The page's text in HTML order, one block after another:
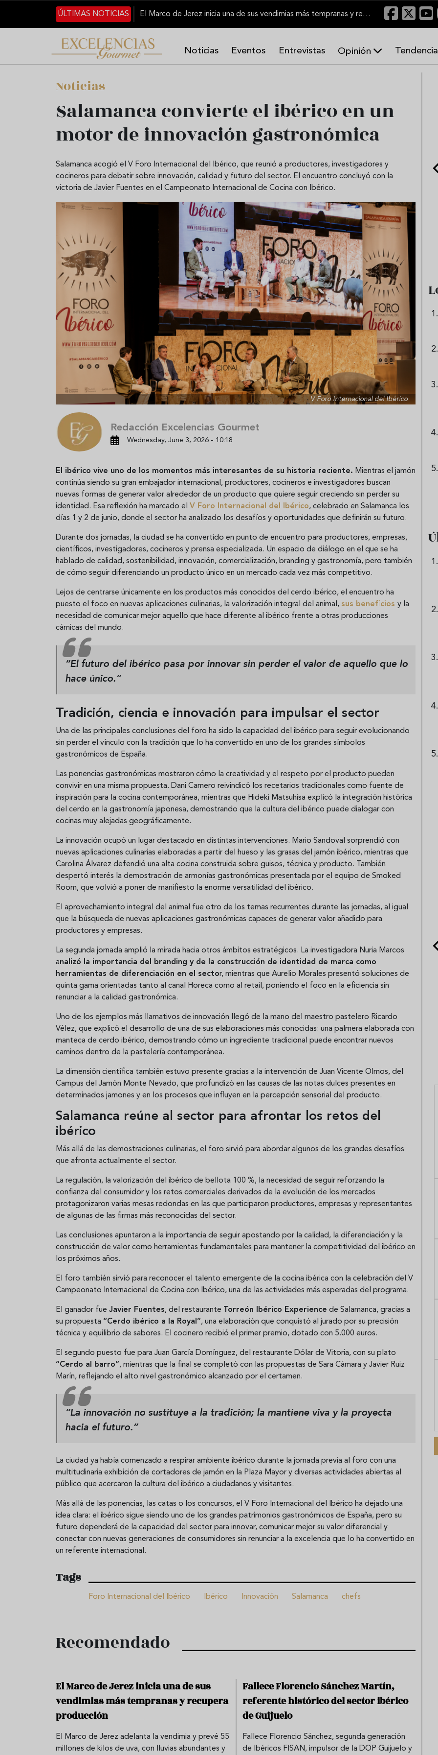
Skip to main content
ÚLTIMAS NOTICIAS
El Marco de Jerez inicia una de sus vendimias más tempranas y recupera producción
Noticias Eventos Entrevistas Opinión
n
í
Noticias
Salamanca convierte el ibérico en un
motor de innovación gastronómica
Salamanca acogió el V Foro Internacional del Ibérico, que reunió a productores, investigadores y
cocineros para debatir sobre innovación, calidad y futuro del sector. El encuentro concluyó con la
victoria de Javier Fuentes en el Campeonato Internacional de Cocina con Ibérico.
V Foro Internacional del Ibérico
Redacción Excelencias Gourmet
Wednesday, June 3, 2026 - 10:18
El ibérico vive uno de los momentos más interesantes de su historia reciente. Mientras el jamón
continúa siendo su gran embajador internacional, productores, cocineros e investigadores buscan
nuevas formas de generar valor alrededor de un producto que quiere seguir creciendo sin perder su
identidad. Esa reflexión ha marcado el V Foro Internacional del Ibérico, celebrado en Salamanca los
días 1 y 2 de junio, donde el sector ha analizado los desafíos y oportunidades que definirán su futuro.
Durante dos jornadas, la ciudad se ha convertido en punto de encuentro para productores, empresas,
científicos, investigadores, cocineros y prensa especializada. Un espacio de diálogo en el que se ha
hablado de calidad, sostenibilidad, innovación, comercialización, branding y gastronomía, pero también
de cómo seguir diferenciando un producto único en un mercado cada vez más competitivo.
Lejos de centrarse únicamente en los productos más conocidos del cerdo ibérico, el encuentro ha
puesto el foco en nuevas aplicaciones culinarias, la valorización integral del animal, sus beneficios y la
necesidad de comunicar mejor aquello que hace diferente al ibérico frente a otras producciones
cárnicas del mundo.
“El futuro del ibérico pasa por innovar sin perder el valor de aquello que lo
hace único.”
Tradición, ciencia e innovación para impulsar el sector
Una de las principales conclusiones del foro ha sido la capacidad del ibérico para seguir evolucionando
sin perder el vínculo con la tradición que lo ha convertido en uno de los grandes símbolos
gastronómicos de España.
Las ponencias gastronómicas mostraron cómo la creatividad y el respeto por el producto pueden
convivir en una misma propuesta. Dani Carnero reivindicó los recetarios tradicionales como fuente de
inspiración para la cocina contemporánea, mientras que Hideki Matsuhisa explicó la integración histórica
del cerdo en la gastronomía japonesa, demostrando que la cultura del ibérico puede dialogar con
cocinas muy alejadas geográficamente.
La innovación ocupó un lugar destacado en distintas intervenciones. Mario Sandoval sorprendió con
nuevas aplicaciones culinarias elaboradas a partir del hueso y las grasas del jamón ibérico, mientras que
Carolina Álvarez defendió una alta cocina construida sobre guisos, técnica y producto. También
despertó interés la demostración de armonías gastronómicas presentada por el equipo de Smoked
Room, que volvió a poner de manifiesto la enorme versatilidad del ibérico.
El aprovechamiento integral del animal fue otro de los temas recurrentes durante las jornadas, al igual
que la búsqueda de nuevas aplicaciones gastronómicas capaces de generar valor añadido para
productores y empresas.
La segunda jornada amplió la mirada hacia otros ámbitos estratégicos. La investigadora Nuria Marcos
analizó la importancia del branding y de la construcción de identidad de marca como
herramientas de diferenciación en el sector, mientras que Aurelio Morales presentó soluciones de
quinta gama orientadas tanto al canal Horeca como al retail, poniendo el foco en la eficiencia sin
renunciar a la calidad gastronómica.
Uno de los ejemplos más llamativos de innovación llegó de la mano del maestro pastelero Ricardo
Vélez, que explicó el desarrollo de una de sus elaboraciones más conocidas: una palmera elaborada con
manteca de cerdo ibérico, demostrando cómo un ingrediente tradicional puede encontrar nuevos
caminos dentro de la pastelería contemporánea.
La dimensión científica también estuvo presente gracias a la intervención de Juan Vicente Olmos, del
Campus del Jamón Monte Nevado, que profundizó en las causas de las notas dulces presentes en
determinados jamones y en los procesos que influyen en la percepción sensorial del producto.
Salamanca reúne al sector para afrontar los retos del
ibérico
Más allá de las demostraciones culinarias, el foro sirvió para abordar algunos de los grandes desafíos
que afronta actualmente el sector.
La regulación, la valorización del ibérico de bellota 100 %, la necesidad de seguir reforzando la
confianza del consumidor y los retos comerciales derivados de la evolución de los mercados
protagonizaron varias mesas redondas en las que participaron productores, empresas y representantes
de algunas de las firmas más reconocidas del sector.
Las conclusiones apuntaron a la importancia de seguir apostando por la calidad, la diferenciación y la
construcción de valor como herramientas fundamentales para mantener la competitividad del ibérico en
los próximos años.
El foro también sirvió para reconocer el talento emergente de la cocina ibérica con la celebración del V
Campeonato Internacional de Cocina con Ibérico, una de las actividades más esperadas del programa.
El ganador fue Javier Fuentes, del restaurante Torreón Ibérico Experience de Salamanca, gracias a
su propuesta “Cerdo ibérico a la Royal”, una elaboración que conquistó al jurado por su precisión
técnica y equilibrio de sabores. El cocinero recibió el primer premio, dotado con 5.000 euros.
El segundo puesto fue para Juan García Domínguez, del restaurante Dólar de Vitoria, con su plato
“Cerdo al barro”, mientras que la final se completó con las propuestas de Sara Cámara y Javier Ruiz
Marín, reflejando el alto nivel gastronómico alcanzado por el certamen.
“La innovación no sustituye a la tradición; la mantiene viva y la proyecta
hacia el futuro.”
La ciudad ya había comenzado a respirar ambiente ibérico durante la jornada previa al foro con una
multitudinaria exhibición de cortadores de jamón en la Plaza Mayor y diversas actividades abiertas al
público que acercaron la cultura del ibérico a ciudadanos y visitantes.
Más allá de las ponencias, las catas o los concursos, el V Foro Internacional del Ibérico ha dejado una
idea clara: el ibérico sigue siendo uno de los grandes patrimonios gastronómicos de España, pero su
futuro dependerá de la capacidad del sector para innovar, comunicar mejor su valor diferencial y
conectar con nuevas generaciones de consumidores sin renunciar a la excelencia que lo ha convertido en
un referente internacional.
Tags
Foro Internacional del Ibérico Ibérico Innovación Salamanca chefs
Recomendado
El Marco de Jerez inicia una de sus
vendimias más tempranas y recupera
producción
El Marco de Jerez adelanta la vendimia y prevé 55
millones de kilos de uva, con lluvias abundantes y
Fallece Florencio Sánchez Martín,
referente histórico del sector ibérico
de Guijuelo
Fallece Florencio Sánchez, segunda generación
de Ibéricos FISAN, impulsor de la DOP Guijuelo y
Aceitunas: el aperitivo estrella
del verano
Sopa fría de sandía: el plato
que querrás repetir todo el
verano
Cinco cremas frías de verduras
que querrás repetir todo agosto